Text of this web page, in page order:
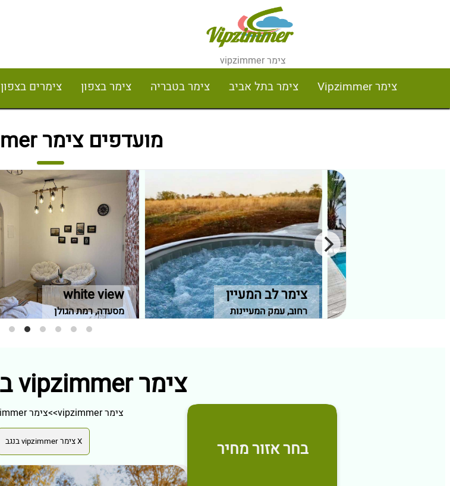
צימר vipzimmer
צימר Vipzimmer צימר בתל אביב צימר בטבריה צימר בצפון צימרים בצפון
מועדפים צימר vipzimmer
white view
מסעדה, רמת הגולן
צימר לב המעיין
רחוב, עמק המעיינות
בחר אזור מחיר
צימר vipzimmer בנגב
צימר vipzimmer
>>צימר vipzimmer בנגב
X צימר vipzimmer בנגב